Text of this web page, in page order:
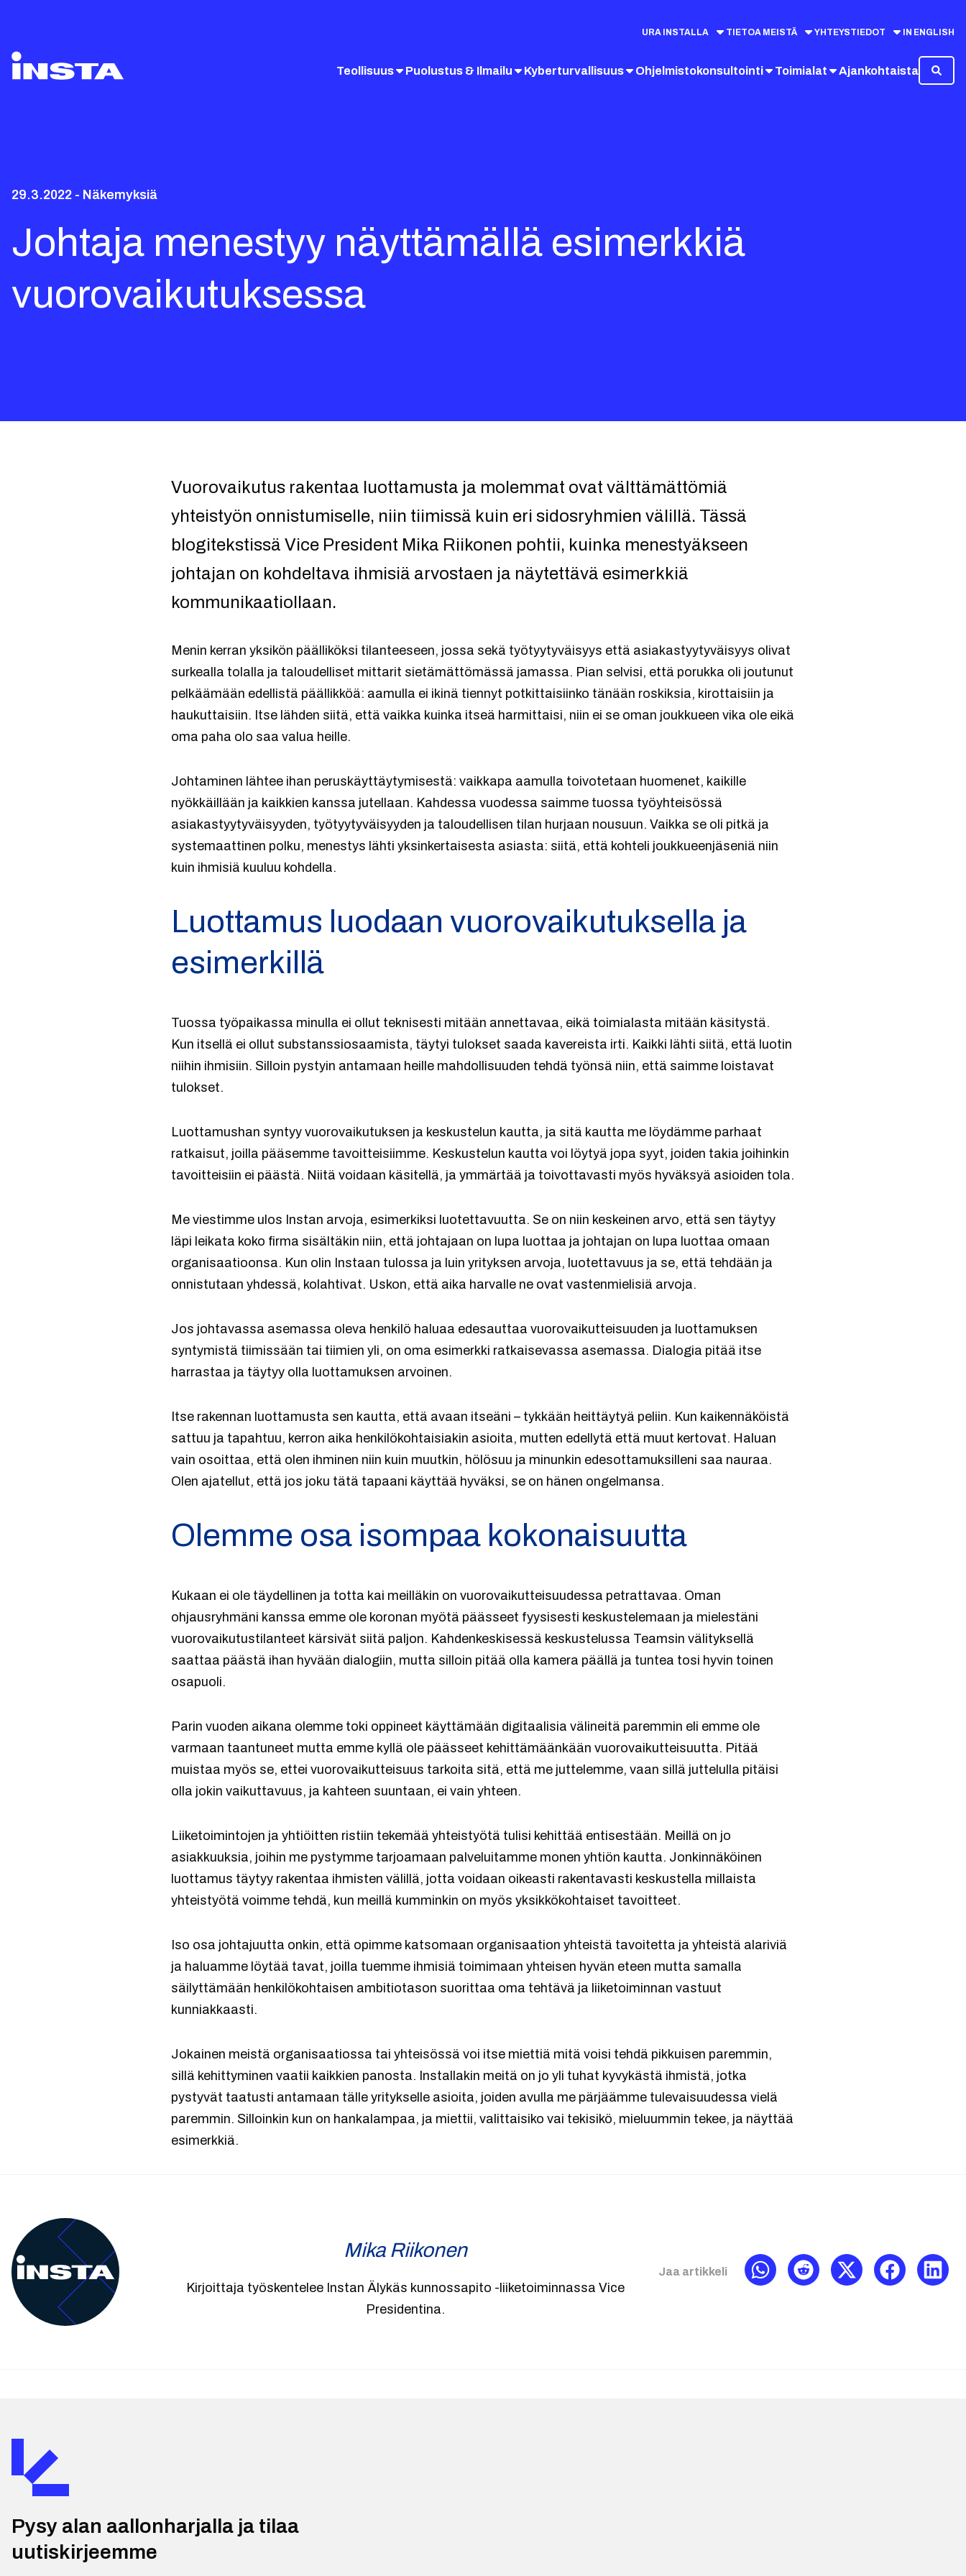
URA INSTALLA TIETOA MEISTÄ YHTEYSTIEDOT IN ENGLISH
Teollisuus Puolustus & Ilmailu Kyberturvallisuus Ohjelmistokonsultointi Toimialat Ajankohtaista
29.3.2022 - Näkemyksiä
Johtaja menestyy näyttämällä esimerkkiä
vuorovaikutuksessa
Vuorovaikutus rakentaa luottamusta ja molemmat ovat välttämättömiä
yhteistyön onnistumiselle, niin tiimissä kuin eri sidosryhmien välillä. Tässä
blogitekstissä Vice President Mika Riikonen pohtii, kuinka menestyäkseen
johtajan on kohdeltava ihmisiä arvostaen ja näytettävä esimerkkiä
kommunikaatiollaan.
Menin kerran yksikön päälliköksi tilanteeseen, jossa sekä työtyytyväisyys että asiakastyytyväisyys olivat
surkealla tolalla ja taloudelliset mittarit sietämättömässä jamassa. Pian selvisi, että porukka oli joutunut
pelkäämään edellistä päällikköä: aamulla ei ikinä tiennyt potkittaisiinko tänään roskiksia, kirottaisiin ja
haukuttaisiin. Itse lähden siitä, että vaikka kuinka itseä harmittaisi, niin ei se oman joukkueen vika ole eikä
oma paha olo saa valua heille.
Johtaminen lähtee ihan peruskäyttäytymisestä: vaikkapa aamulla toivotetaan huomenet, kaikille
nyökkäillään ja kaikkien kanssa jutellaan. Kahdessa vuodessa saimme tuossa työyhteisössä
asiakastyytyväisyyden, työtyytyväisyyden ja taloudellisen tilan hurjaan nousuun. Vaikka se oli pitkä ja
systemaattinen polku, menestys lähti yksinkertaisesta asiasta: siitä, että kohteli joukkueenjäseniä niin
kuin ihmisiä kuuluu kohdella.
Luottamus luodaan vuorovaikutuksella ja
esimerkillä
Tuossa työpaikassa minulla ei ollut teknisesti mitään annettavaa, eikä toimialasta mitään käsitystä.
Kun itsellä ei ollut substanssiosaamista, täytyi tulokset saada kavereista irti. Kaikki lähti siitä, että luotin
niihin ihmisiin. Silloin pystyin antamaan heille mahdollisuuden tehdä työnsä niin, että saimme loistavat
tulokset.
Luottamushan syntyy vuorovaikutuksen ja keskustelun kautta, ja sitä kautta me löydämme parhaat
ratkaisut, joilla pääsemme tavoitteisiimme. Keskustelun kautta voi löytyä jopa syyt, joiden takia joihinkin
tavoitteisiin ei päästä. Niitä voidaan käsitellä, ja ymmärtää ja toivottavasti myös hyväksyä asioiden tola.
Me viestimme ulos Instan arvoja, esimerkiksi luotettavuutta. Se on niin keskeinen arvo, että sen täytyy
läpi leikata koko firma sisältäkin niin, että johtajaan on lupa luottaa ja johtajan on lupa luottaa omaan
organisaatioonsa. Kun olin Instaan tulossa ja luin yrityksen arvoja, luotettavuus ja se, että tehdään ja
onnistutaan yhdessä, kolahtivat. Uskon, että aika harvalle ne ovat vastenmielisiä arvoja.
Jos johtavassa asemassa oleva henkilö haluaa edesauttaa vuorovaikutteisuuden ja luottamuksen
syntymistä tiimissään tai tiimien yli, on oma esimerkki ratkaisevassa asemassa. Dialogia pitää itse
harrastaa ja täytyy olla luottamuksen arvoinen.
Itse rakennan luottamusta sen kautta, että avaan itseäni – tykkään heittäytyä peliin. Kun kaikennäköistä
sattuu ja tapahtuu, kerron aika henkilökohtaisiakin asioita, mutten edellytä että muut kertovat. Haluan
vain osoittaa, että olen ihminen niin kuin muutkin, hölösuu ja minunkin edesottamuksilleni saa nauraa.
Olen ajatellut, että jos joku tätä tapaani käyttää hyväksi, se on hänen ongelmansa.
Olemme osa isompaa kokonaisuutta
Kukaan ei ole täydellinen ja totta kai meilläkin on vuorovaikutteisuudessa petrattavaa. Oman
ohjausryhmäni kanssa emme ole koronan myötä päässeet fyysisesti keskustelemaan ja mielestäni
vuorovaikutustilanteet kärsivät siitä paljon. Kahdenkeskisessä keskustelussa Teamsin välityksellä
saattaa päästä ihan hyvään dialogiin, mutta silloin pitää olla kamera päällä ja tuntea tosi hyvin toinen
osapuoli.
Parin vuoden aikana olemme toki oppineet käyttämään digitaalisia välineitä paremmin eli emme ole
varmaan taantuneet mutta emme kyllä ole päässeet kehittämäänkään vuorovaikutteisuutta. Pitää
muistaa myös se, ettei vuorovaikutteisuus tarkoita sitä, että me juttelemme, vaan sillä juttelulla pitäisi
olla jokin vaikuttavuus, ja kahteen suuntaan, ei vain yhteen.
Liiketoimintojen ja yhtiöitten ristiin tekemää yhteistyötä tulisi kehittää entisestään. Meillä on jo
asiakkuuksia, joihin me pystymme tarjoamaan palveluitamme monen yhtiön kautta. Jonkinnäköinen
luottamus täytyy rakentaa ihmisten välillä, jotta voidaan oikeasti rakentavasti keskustella millaista
yhteistyötä voimme tehdä, kun meillä kumminkin on myös yksikkökohtaiset tavoitteet.
Iso osa johtajuutta onkin, että opimme katsomaan organisaation yhteistä tavoitetta ja yhteistä alariviä
ja haluamme löytää tavat, joilla tuemme ihmisiä toimimaan yhteisen hyvän eteen mutta samalla
säilyttämään henkilökohtaisen ambitiotason suorittaa oma tehtävä ja liiketoiminnan vastuut
kunniakkaasti.
Jokainen meistä organisaatiossa tai yhteisössä voi itse miettiä mitä voisi tehdä pikkuisen paremmin,
sillä kehittyminen vaatii kaikkien panosta. Installakin meitä on jo yli tuhat kyvykästä ihmistä, jotka
pystyvät taatusti antamaan tälle yritykselle asioita, joiden avulla me pärjäämme tulevaisuudessa vielä
paremmin. Silloinkin kun on hankalampaa, ja miettii, valittaisiko vai tekisikö, mieluummin tekee, ja näyttää
esimerkkiä.
Mika Riikonen
Kirjoittaja työskentelee Instan Älykäs kunnossapito -liiketoiminnassa Vice
Presidentina.
Jaa artikkeli
Pysy alan aallonharjalla ja tilaa
uutiskirjeemme